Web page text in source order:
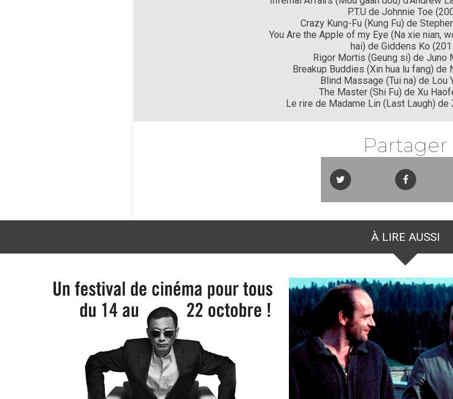
P.T.U de Johnnie Toe
Crazy Kung-Fu (Kung Fu) de
You Are the Apple of my Eye (Na xie nian,
hai) de Giddens Ko
Rigor Mortis (Geung si) de Juno
Breakup Buddies (Xin hua lu fang) de
Blind Massage (Tui na) de Lou
The Master (Shi Fu) de Xu
Le rire de Madame Lin (Last Laugh) de
Partager
À LIRE AUSSI